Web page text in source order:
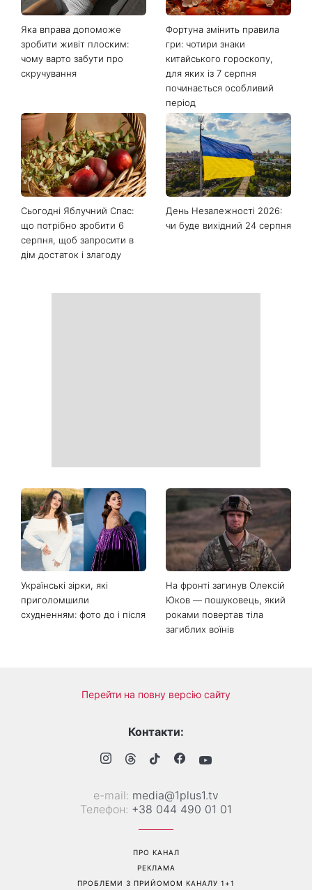
Яка вправа допоможе
зробити живіт плоским:
чому варто забути про
скручування
Фортуна змінить правила
гри: чотири знаки
китайського гороскопу,
для яких із 7 серпня
починається особливий
період
Сьогодні Яблучний Спас:
що потрібно зробити 6
серпня, щоб запросити в
дім достаток і злагоду
День Незалежності 2026:
чи буде вихідний 24 серпня
Українські зірки, які
приголомшили
схудненням: фото до і після
На фронті загинув Олексій
Юков — пошуковець, який
роками повертав тіла
загиблих воїнів
Перейти на повну версію сайту
Контакти:
е-mail: media@1plus1.tv
Телефон: +38 044 490 01 01
ПРО КАНАЛ
РЕКЛАМА
ПРОБЛЕМИ З ПРИЙОМОМ КАНАЛУ 1+1